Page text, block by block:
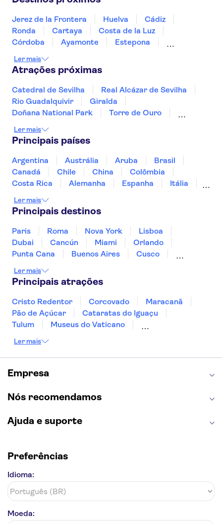
Jerez de la Frontera Huelva
Cádiz
Ronda
Cartaya
Costa de la Luz
Córdoba
Ayamonte
Estepona
Torremolinos
Benalmadena
Ler mais
Atrações próximas
Catedral de Sevilha
Real Alcázar de Sevilha
Rio Guadalquivir
Giralda
Doñana National Park
Torre de Ouro
Trips from Madrid
Montjuïc
Museu Picasso de Málaga
Parque Nacional de Timanfaya
Parque Warner
La Pedrera - Casa Milà
Ler mais
Principais países
Argentina Austrália Aruba
Brasil
Canadá
Chile China
Colômbia
Costa Rica
Alemanha Espanha
Itália
Panamá
Peru
Ler mais
Principais destinos
Paris Roma Nova York
Lisboa
Dubai
Cancún Miami
Orlando
Punta Cana
Buenos Aires
Cusco
Mendoza
Salvador
Curitiba
Recife Fortaleza
Ler mais
Principais atrações
Cristo Redentor Corcovado
Maracanã
Pão de Açúcar
Cataratas do Iguaçu
Tulum
Museus do Vaticano
Capela Sistina
Sagrada Família
Estátua da Liberdade
Empire State Building
Burj Khalifa
Discovery Cove
Ler mais
Empresa
Nós recomendamos
Ajuda e suporte
Preferências
Idioma:
Moeda: